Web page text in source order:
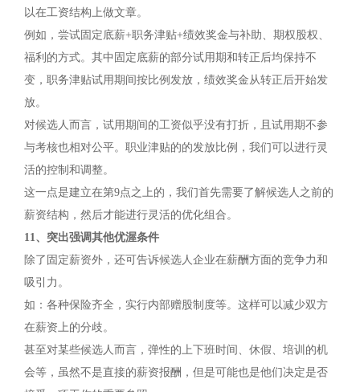
以在工资结构上做文章。
例如，尝试固定底薪+职务津贴+绩效奖金与补助、期权股权、
福利的方式。其中固定底薪的部分试用期和转正后均保持不
变，职务津贴试用期间按比例发放，绩效奖金从转正后开始发
放。
对候选人而言，试用期间的工资似乎没有打折，且试用期不参
与考核也相对公平。职业津贴的的发放比例，我们可以进行灵
活的控制和调整。
这一点是建立在第9点之上的，我们首先需要了解候选人之前的
薪资结构，然后才能进行灵活的优化组合。
11、突出强调其他优渥条件
除了固定薪资外，还可告诉候选人企业在薪酬方面的竞争力和
吸引力。
如：各种保险齐全，实行内部赠股制度等。这样可以减少双方
在薪资上的分歧。
甚至对某些候选人而言，弹性的上下班时间、休假、培训的机
会等，虽然不是直接的薪资报酬，但是可能也是他们决定是否